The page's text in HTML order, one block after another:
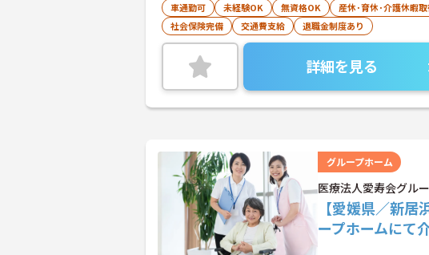
車通勤可 未経験OK 無資格OK 産休･育休･介護休暇
社会保険完備
交通費支給 退職金制度あり
詳細を見る
グループホーム
医療法人愛寿会グル
【愛媛県／新
ープホームにて